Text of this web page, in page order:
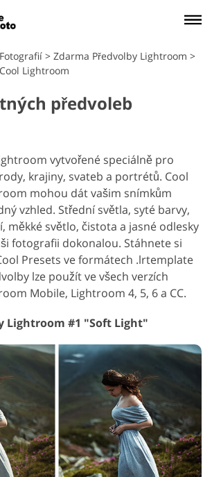
> Zdarma Předvolby Lightroom >
Lightroom
předvoleb
vytvořené speciálně pro
krajiny, svateb a portrétů. Cool
mohou dát vašim snímkům
vzhled. Střední světla, syté barvy,
měkké světlo, čistota a jasné odlesky
fotografii dokonalou. Stáhnete si
Presets ve formátech .lrtemplate
lze použít ve všech verzích
Mobile, Lightroom 4, 5, 6 a CC.
Lightroom #1 "Soft Light"